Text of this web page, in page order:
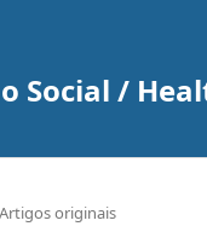
Social /
Artigos originais